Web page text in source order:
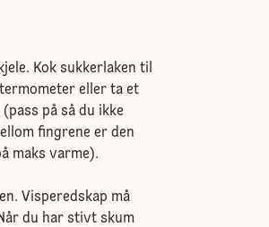
Kok sukkerlaken til
eller ta et
på så du ikke
fingrene er den
maks varme).
Visperedskap må
du har stivt skum